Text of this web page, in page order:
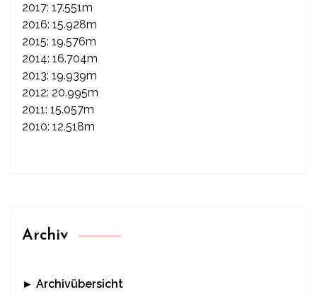
2017: 17.551m
2016: 15.928m
2015: 19.576m
2014: 16.704m
2013: 19.939m
2012: 20.995m
2011: 15.057m
2010: 12.518m
Archiv
► Archivübersicht